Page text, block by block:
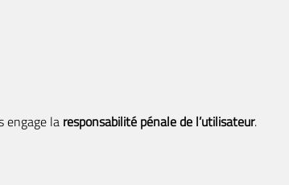
engage la responsabilité pénale de l’utilisateur.